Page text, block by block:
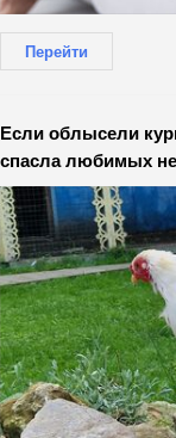
Перейти
Если облысели
спасла любимых